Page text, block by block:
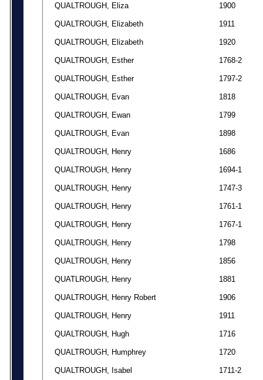
QUALTROUGH, Eliza 1900
QUALTROUGH, Elizabeth 1911
QUALTROUGH, Elizabeth 1920
QUALTROUGH, Esther 1768-2
QUALTROUGH, Esther 1797-2
QUALTROUGH, Evan 1818
QUALTROUGH, Ewan 1799
QUALTROUGH, Evan 1898
QUALTROUGH, Henry 1686
QUALTROUGH, Henry 1694-1
QUALTROUGH, Henry 1747-3
QUALTROUGH, Henry 1761-1
QUALTROUGH, Henry 1767-1
QUALTROUGH, Henry 1798
QUALTROUGH, Henry 1856
QUATLROUGH, Henry 1881
QUALTROUGH, Henry Robert 1906
QUALTROUGH, Henry 1911
QUALTROUGH, Hugh 1716
QUALTROUGH, Humphrey 1720
QUALTROUGH, Isabel 1711-2